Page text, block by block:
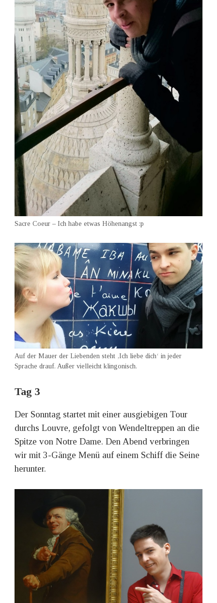
Sacre Coeur – Ich habe etwas Höhenangst :p
Auf der Mauer der Liebenden steht ‚Ich liebe dich‘ in jeder
Sprache drauf. Außer vielleicht klingonisch.
Tag 3
Der Sonntag startet mit einer ausgiebigen Tour
durchs Louvre, gefolgt von Wendeltreppen an die
Spitze von Notre Dame. Den Abend verbringen
wir mit 3-Gänge Menü auf einem Schiff die Seine
herunter.